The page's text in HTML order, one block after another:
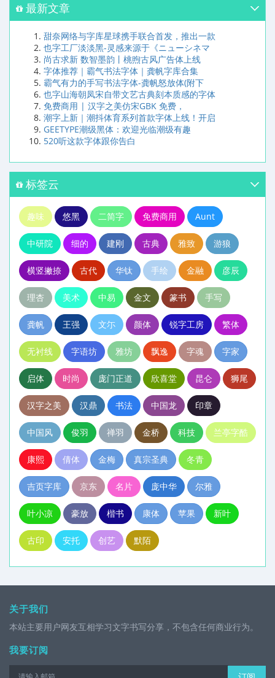
最新文章
甜奈网络与字库星球携手联合首发，推出一款
也字工厂淡淡黑-灵感来源于《ニューシネマ
尚古求新 数智墨韵丨桃煦古风广告体上线
字体推荐｜霸气书法字体｜龚帆字库合集
霸气有力的手写书法字体-龚帆怒放体(附下
也字山海朝凤宋自带文艺古典刻本质感的字体
免费商用 | 汉字之美仿宋GBK 免费，
潮字上新｜潮抖体育系列首款字体上线！开启
GEETYPE潮级黑体：欢迎光临潮级有趣
520听这款字体跟你告白
标签云
趣味 悠黑 二简字 免费商用 Aunt
中研院 细的 建刚 古典 雅致 游狼
横竖撇捺 古代 华钛 手绘 金融 彦辰
理杏 美术 中易 金文 篆书 手写
龚帆 王强 文尓 颜体 锐字工房 繁体
无衬线 字语坊 雅坊 飘逸 字魂 字家
启体 时尚 庞门正道 欣喜堂 昆仑 狮尾
汉字之美 汉鼎 书法 中国龙 印章
中国风 俊羽 禅羽 金桥 科技 兰亭字酷
康熙 倩体 金梅 真宗圣典 冬青
吉页字库 京东 名片 庞中华 尔雅
叶小凉 豪放 楷书 康体 苹果 新叶
古印 安托 创艺 默陌
关于我们
本站主要用户网友互相学习文字书写分享，不包含任何商业行为。
我要订阅